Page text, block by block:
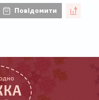
Повідомити